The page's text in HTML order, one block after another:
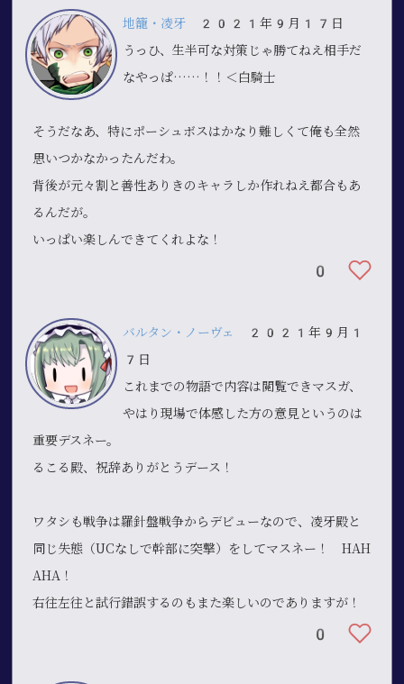
地籠・凌牙 2021年9月17日
うっひ、生半可な対策じゃ勝てねえ相手だ
なやっぱ……！！＜白騎士
そうだなあ、特にポーシュボスはかなり難しくて俺も全然
思いつかなかったんだわ。
背後が元々割と善性ありきのキャラしか作れねえ都合もあ
るんだが。
いっぱい楽しんできてくれよな！
0
バルタン・ノーヴェ
2021年9月1
7日
これまでの物語で内容は閲覧できマスガ、
やはり現場で体感した方の意見というのは
重要デスネー。
るこる殿、祝辞ありがとうデース！
ワタシも戦争は羅針盤戦争からデビューなので、凌牙殿と
同じ失態（UCなしで幹部に突撃）をしてマスネー！ HAH
AHA！
右往左往と試行錯誤するのもまた楽しいのでありますが！
0